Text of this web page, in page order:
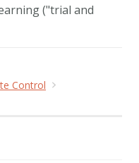
("trial and
Control